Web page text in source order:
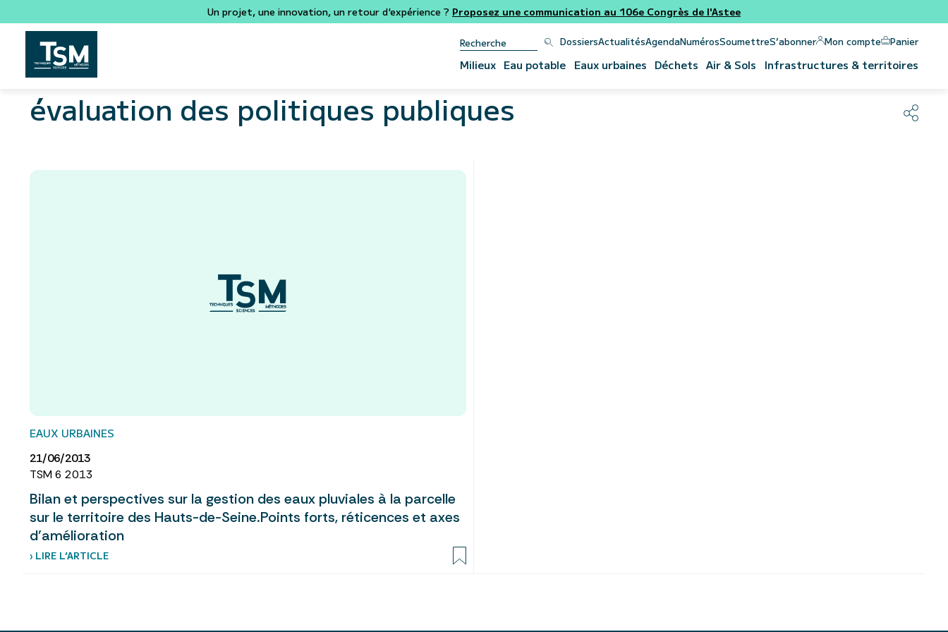
Un projet, une innovation, un retour d'expérience ? Proposez une communication au 106e Congrès de l'Astee
DossiersActualitésAgendaNumérosSoumettreS’abonner Mon compte Panier
Milieux Eau potable Eaux urbaines Déchets Air & Sols Infrastructures & territoires
évaluation des politiques publiques
EAUX URBAINES
21/06/2013
TSM 6 2013
Bilan et perspectives sur la gestion des eaux pluviales à la parcelle
sur le territoire des Hauts-de-Seine.Points forts, réticences et axes
d’amélioration
› LIRE L’ARTICLE